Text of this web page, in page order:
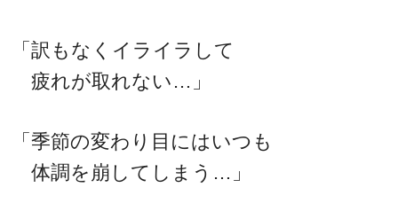
「訳もなくイライラして
疲れが取れない…」
「季節の変わり目にはいつも
体調を崩してしまう…」